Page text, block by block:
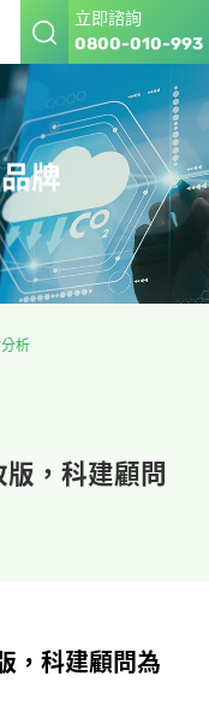
立即諮詢
0800-010-993
牌
析
，科建顧問
，科建顧問為